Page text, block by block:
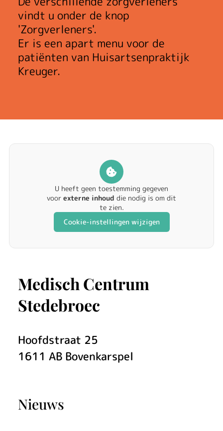
U heeft geen toestemming gegeven
voor externe inhoud die nodig is om dit
te zien.
Cookie-instellingen wijzigen
vindt u onder de knop
'Zorgverleners'.
Er is een apart menu voor de
patiënten van Huisartsenpraktijk
Kreuger.
Medisch Centrum
Stedebroec
Hoofdstraat 25
1611 AB Bovenkarspel
Nieuws